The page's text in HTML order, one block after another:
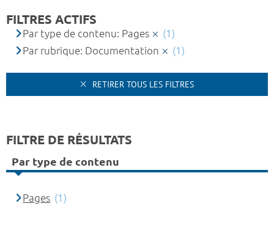
FILTRES ACTIFS
Par type de contenu: Pages
(1)
Par rubrique: Documentation
(1)
RETIRER TOUS LES FILTRES
FILTRE DE RÉSULTATS
Par type de contenu
Pages (1)